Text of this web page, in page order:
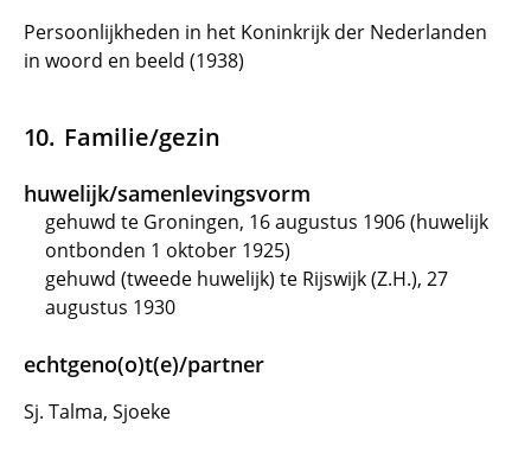
Persoonlijkheden in het Koninkrijk der Nederlanden
in woord en beeld (1938)
Familie/gezin
huwelijk/samenlevingsvorm
gehuwd te Groningen, 16 augustus 1906 (huwelijk
ontbonden 1 oktober 1925)
gehuwd (tweede huwelijk) te Rijswijk (Z.H.), 27
augustus 1930
echtgeno(o)t(e)/partner
Sj. Talma, Sjoeke